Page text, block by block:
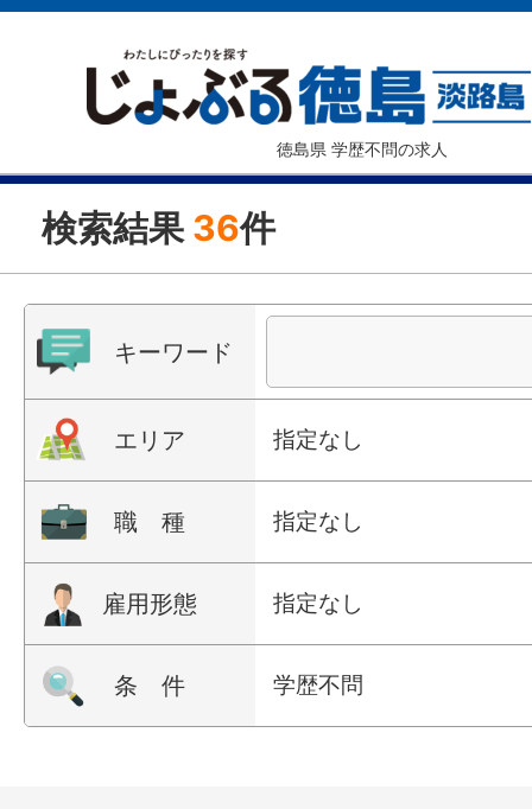
徳島県 学歴不問の求人
検索結果 36件
キーワード
エリア 指定なし
職 種 指定なし
雇用形態 指定なし
条 件 学歴不問